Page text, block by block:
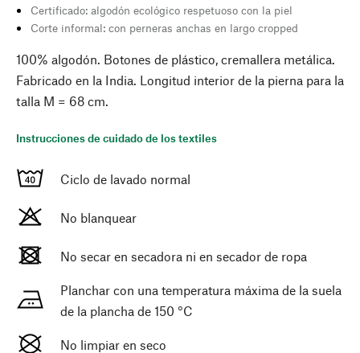
Certificado: algodón ecológico respetuoso con la piel
Corte informal: con perneras anchas en largo cropped
100% algodón. Botones de plástico, cremallera metálica.
Fabricado en la India. Longitud interior de la pierna para la
talla M = 68 cm.
Instrucciones de cuidado de los textiles
Ciclo de lavado normal
No blanquear
No secar en secadora ni en secador de ropa
Planchar con una temperatura máxima de la suela
de la plancha de 150 °C
No limpiar en seco